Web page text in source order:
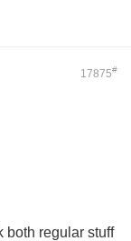
17875#
both regular stuff